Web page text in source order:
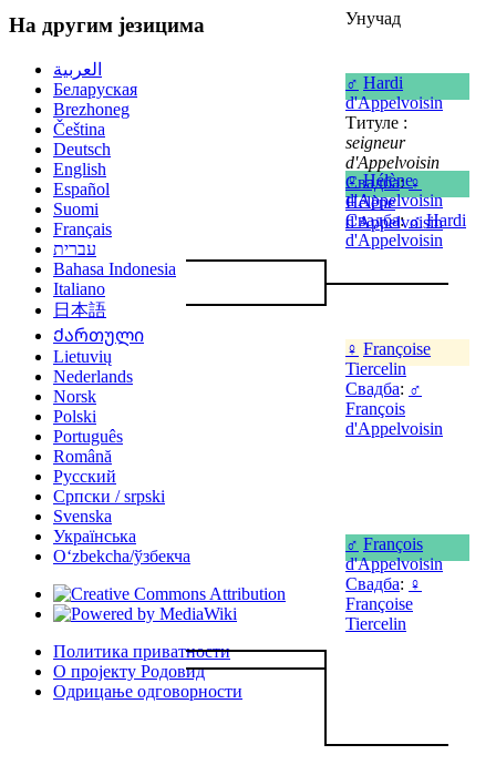
Унучад
♂ Hardi
d'Appelvoisin
Титуле :
seigneur
d'Appelvoisin
Свадба:♀
Hélène
d'Appelvoisin
♀ Hélène
d'Appelvoisin
Свадба:♂ Hardi
d'Appelvoisin
♀ Françoise
Tiercelin
Свадба: ♂
François
d'Appelvoisin
♂ François
d'Appelvoisin
Свадба: ♀
Françoise
Tiercelin
На другим језицима
العربية
Беларуская
Brezhoneg
Čeština
Deutsch
English
Español
Suomi
Français
עברית
Bahasa Indonesia
Italiano
日本語
Ქართული
Lietuvių
Nederlands
Norsk
Polski
Português
Română
Русский
Српски / srpski
Svenska
Українська
Oʻzbekcha/ўзбекча
Политика приватности
О пројекту Родовид
Одрицање одговорности